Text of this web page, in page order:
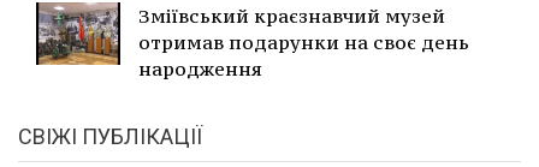
Зміївський краєзнавчий музей
отримав подарунки на своє день
народження
СВІЖІ ПУБЛІКАЦІЇ